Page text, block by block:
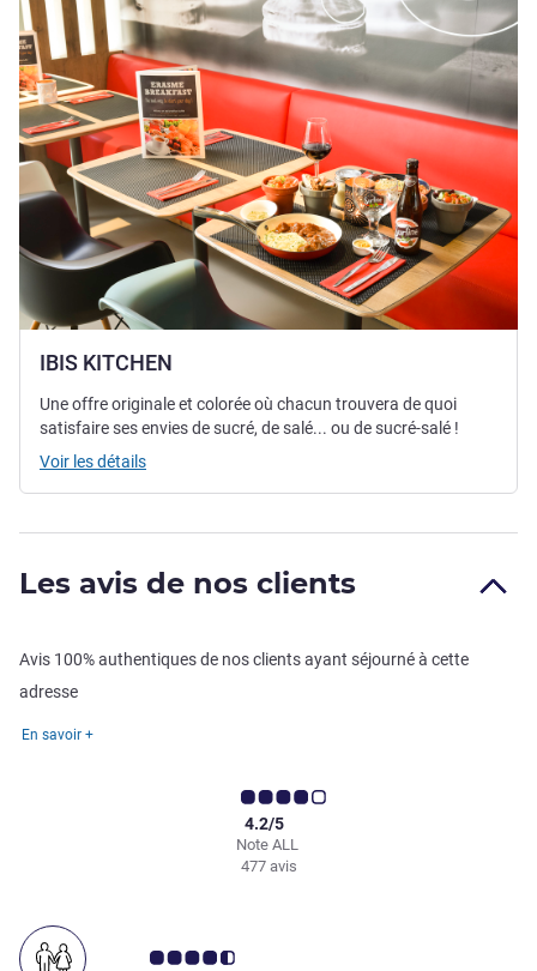
IBIS KITCHEN
Une offre originale et colorée où chacun trouvera de quoi
satisfaire ses envies de sucré, de salé... ou de sucré-salé !
Voir les détails
Les avis de nos clients
Avis 100% authentiques de nos clients ayant séjourné à cette
adresse
En savoir +
Note ALL
4.2/5
477 avis
Note Avis clients 4.5/5